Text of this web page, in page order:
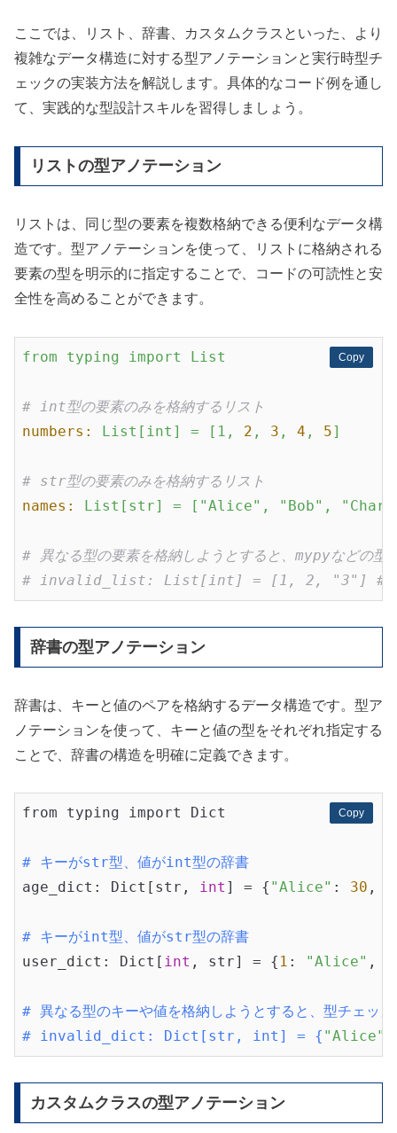
ここでは、リスト、辞書、カスタムクラスといった、より
複雑なデータ構造に対する型アノテーションと実行時型チ
ェックの実装方法を解説します。具体的なコード例を通し
て、実践的な型設計スキルを習得しましょう。
リストの型アノテーション
リストは、同じ型の要素を複数格納できる便利なデータ構
造です。型アノテーションを使って、リストに格納される
要素の型を明示的に指定することで、コードの可読性と安
全性を高めることができます。
Copy
Copy
from typing import List
# int型の要素のみを格納するリスト
numbers:
List[int] = [1, 2 , 3 , 4 , 5]
# str型の要素のみを格納するリスト
names:
List[str] = ["Alice", "Bob" ,
# 異なる型の要素を格納しようとすると、mypyなどの型
# invalid_list: List[int] = [1, 2, "3"] # エ
辞書の型アノテーション
辞書は、キーと値のペアを格納するデータ構造です。型ア
ノテーションを使って、キーと値の型をそれぞれ指定する
ことで、辞書の構造を明確に定義できます。
Copy
Copy
from typing import Dict
# キーがstr型、値がint型の辞書
age_dict: Dict[str, int ] = { "Alice" : 30 ,
# キーがint型、値がstr型の辞書
user_dict: Dict[ int , str] = { 1 : "Alice" ,
# 異なる型のキーや値を格納しようとすると、型チェッ
# invalid_dict: Dict[str, int] = { "Alice"
カスタムクラスの型アノテーション